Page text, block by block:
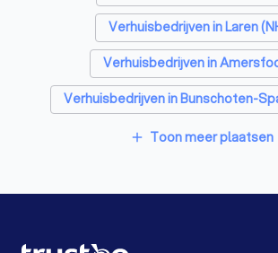
Verhuisbedrijven in Laren
Verhuisbedrijven in
Verhuisbedrijven in Bunschoten-
Verhuisbedrijven in Bilthoven
add Toon meer plaatsen